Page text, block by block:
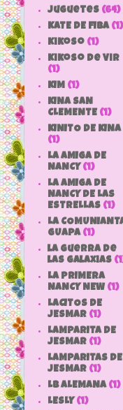
Juguetes (64)
KATE DE FIBA (1)
Kikoso (1)
Kikoso de Vir
(1)
KIM (1)
KINA SAN
CLEMENTE (1)
KINITO DE KINA
(1)
LA AMIGA DE
NANCY (1)
LA AMIGA DE
NANCY DE LAS
ESTRELLAS (1)
LA
GUAPA (1)
la guerra de
las galaxias
LA PRIMERA
NANCY NEW (1)
LACITOS DE
JESMAR (1)
LAMPARITA DE
JESMAR (1)
LAMPARITAS DE
JESMAR (1)
LB ALEMANA (1)
LESLY (1)